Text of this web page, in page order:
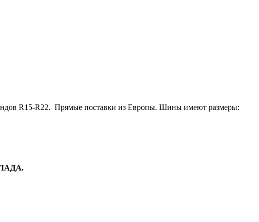
R15-R22. Прямые поставки из Европы. Шины имеют размеры: